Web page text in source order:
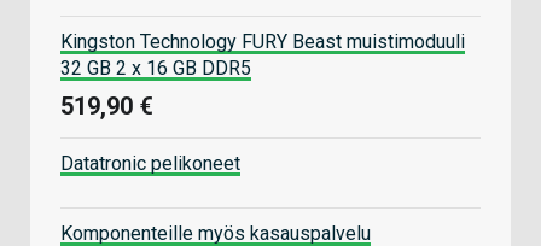
Kingston Technology FURY Beast muistimoduuli
32 GB 2 x 16 GB DDR5
519,90 €
Datatronic pelikoneet
Komponenteille myös kasauspalvelu